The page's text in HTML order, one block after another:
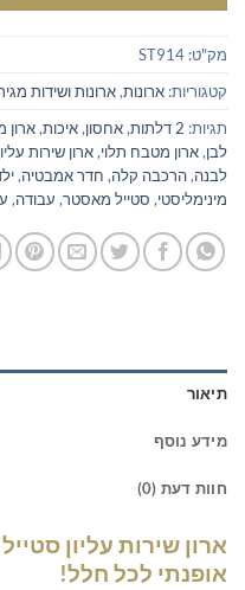
מק"ט: ST914
קטגוריות: ארונות,ארונות ושידות
תגיות: 2 דלתות ,אחסון,איכות,ארון
לבן,ארון מטבח תלוי,ארון שירות
לבנה,הרכבה קלה, חדר אמבטיה,
מינימליסטי, סטייל מאסטר, עבודה,
תיאור
מידע נוסף
חוות דעת (0)
ארון שירות עליון
אופנתי לכל חלל!